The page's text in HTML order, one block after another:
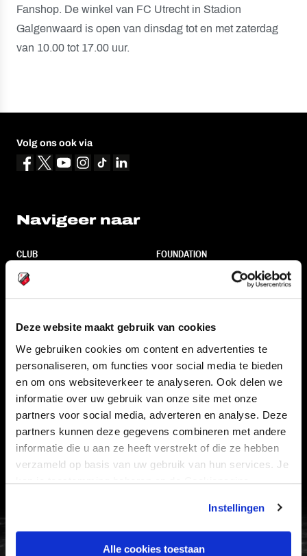
Deze website maakt gebruik van cookies
We gebruiken cookies om content en advertenties te
personaliseren, om functies voor social media te bieden
en om ons websiteverkeer te analyseren. Ook delen we
informatie over uw gebruik van onze site met onze
partners voor social media, adverteren en analyse. Deze
partners kunnen deze gegevens combineren met andere
informatie die u aan ze heeft verstrekt of die ze hebben
verzameld op basis van uw gebruik van hun services. Je
kan je toestemming beheren op de Cookiepagina.
Instellingen
Alle cookies toestaan
Fanshop. De winkel van FC Utrecht in Stadion
Galgenwaard is open van dinsdag tot en met zaterdag
van 10.00 tot 17.00 uur.
Volg ons ook via
Navigeer naar
CLUB
TEAMS
STADION
FOUNDATION
BUSINESS
Informatie
VEELGESTELDE VRAGEN
CONTACT
WERKEN BIJ
VERTROUWENSPERSOON